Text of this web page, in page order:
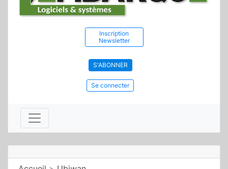
Inscription
Newsletter
S'ABONNER
Se connecter